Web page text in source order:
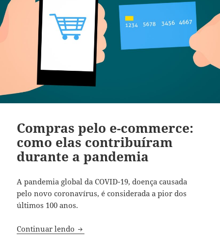
Compras pelo e-commerce:
como elas contribuíram
durante a pandemia
A pandemia global da COVID-19, doença causada
pelo novo coronavírus, é considerada a pior dos
últimos 100 anos.
Continuar lendo Compras pelo e-commerce: como elas